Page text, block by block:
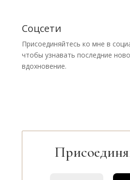
Соцсети
Присоединяйтесь ко мне в
чтобы узнавать последние
вдохновение.